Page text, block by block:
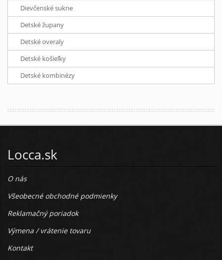
Dievčenské sukne
Detské župany
Detské overaly
Detské košieľky
Detské kombinézy
Locca.sk
O nás
Všeobecné obchodné podmienky
Reklamačný poriadok
Výmena / vrátenie tovaru
Kontakt